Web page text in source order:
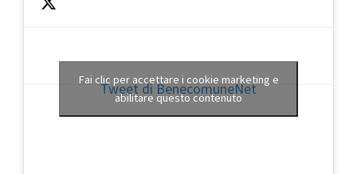
Tweet di BenecomuneNet
Fai clic per accettare i cookie marketing e
abilitare questo contenuto